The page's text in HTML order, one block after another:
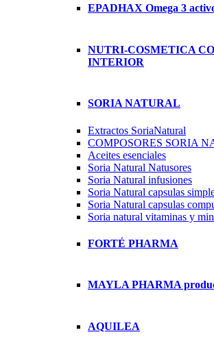
EPADHAX Omega 3
NUTRI-COSMETICA
INTERIOR
SORIA NATURAL
Extractos SoriaNatural
COMPOSORES SORIA
Aceites esenciales
Soria Natural Natusores
Soria Natural infusiones
Soria Natural capsulas
Soria Natural capsulas
Soria natural vitaminas y
FORTÉ PHARMA
MAYLA PHARMA
AQUILEA